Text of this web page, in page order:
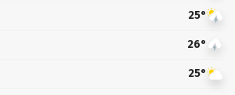
25°
26°
25°